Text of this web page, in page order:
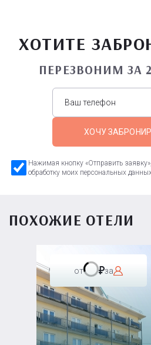
ХОТИТЕ
ПЕРЕЗВОНИМ ЗА
ХОЧУ
Нажимая кнопку «Отправить
обработку моих персональных
ПОХОЖИЕ ОТЕЛИ
от за